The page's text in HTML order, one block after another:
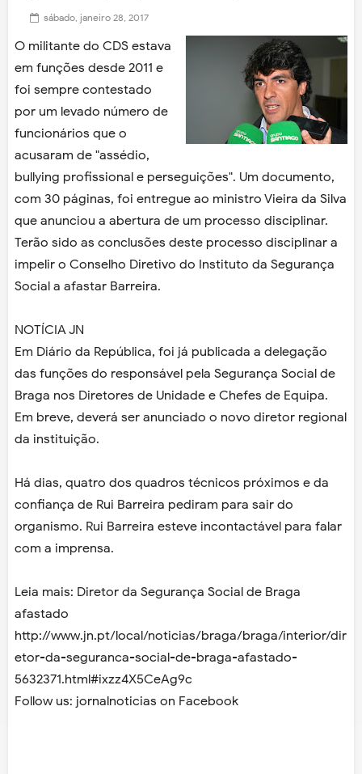
sábado, janeiro 28, 2017
O militante do CDS estava
em funções desde 2011 e
foi sempre contestado
por um levado número de
funcionários que o
acusaram de "assédio,
bullying profissional e perseguições". Um documento,
com 30 páginas, foi entregue ao ministro Vieira da Silva
que anunciou a abertura de um processo disciplinar.
Terão sido as conclusões deste processo disciplinar a
impelir o Conselho Diretivo do Instituto da Segurança
Social a afastar Barreira.
NOTÍCIA JN
Em Diário da República, foi já publicada a delegação
das funções do responsável pela Segurança Social de
Braga nos Diretores de Unidade e Chefes de Equipa.
Em breve, deverá ser anunciado o novo diretor regional
da instituição.
Há dias, quatro dos quadros técnicos próximos e da
confiança de Rui Barreira pediram para sair do
organismo. Rui Barreira esteve incontactável para falar
com a imprensa.
Leia mais: Diretor da Segurança Social de Braga
afastado
http://www.jn.pt/local/noticias/braga/braga/interior/dir
etor-da-seguranca-social-de-braga-afastado-
5632371.html#ixzz4X5CeAg9c
Follow us: jornalnoticias on Facebook